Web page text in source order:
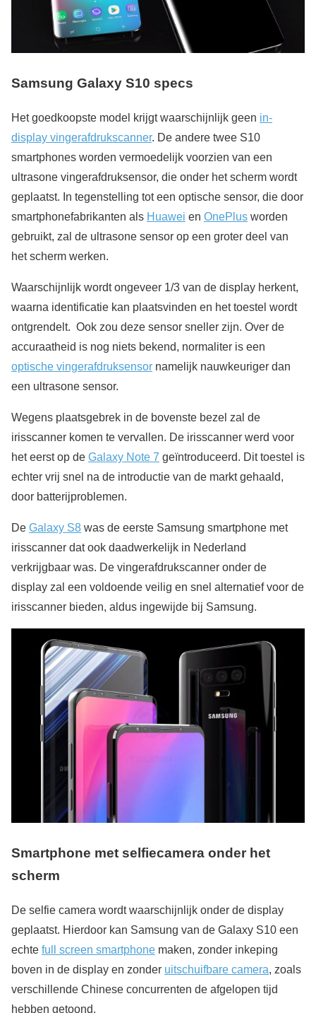
Samsung Galaxy S10 specs
Het goedkoopste model krijgt waarschijnlijk geen in-
display vingerafdrukscanner. De andere twee S10
smartphones worden vermoedelijk voorzien van een
ultrasone vingerafdruksensor, die onder het scherm wordt
geplaatst. In tegenstelling tot een optische sensor, die door
smartphonefabrikanten als Huawei en OnePlus worden
gebruikt, zal de ultrasone sensor op een groter deel van
het scherm werken.
Waarschijnlijk wordt ongeveer 1/3 van de display herkent,
waarna identificatie kan plaatsvinden en het toestel wordt
ontgrendelt. Ook zou deze sensor sneller zijn. Over de
accuraatheid is nog niets bekend, normaliter is een
optische vingerafdruksensor namelijk nauwkeuriger dan
een ultrasone sensor.
Wegens plaatsgebrek in de bovenste bezel zal de
irisscanner komen te vervallen. De irisscanner werd voor
het eerst op de Galaxy Note 7 geïntroduceerd. Dit toestel is
echter vrij snel na de introductie van de markt gehaald,
door batterijproblemen.
De Galaxy S8 was de eerste Samsung smartphone met
irisscanner dat ook daadwerkelijk in Nederland
verkrijgbaar was. De vingerafdrukscanner onder de
display zal een voldoende veilig en snel alternatief voor de
irisscanner bieden, aldus ingewijde bij Samsung.
Smartphone met selfiecamera onder het
scherm
De selfie camera wordt waarschijnlijk onder de display
geplaatst. Hierdoor kan Samsung van de Galaxy S10 een
echte full screen smartphone maken, zonder inkeping
boven in de display en zonder uitschuifbare camera, zoals
verschillende Chinese concurrenten de afgelopen tijd
hebben getoond.